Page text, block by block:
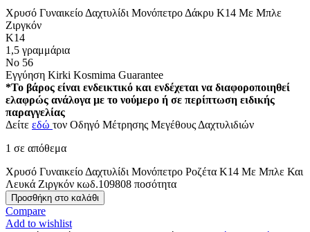
Χρυσό Γυναικείο Δαχτυλίδι Μονόπετρο Δάκρυ Κ14 Με Μπλε
Ζιργκόν
Κ14
1,5 γραμμάρια
Νο 56
Εγγύηση Kirki Kosmima Guarantee
*Το βάρος είναι ενδεικτικό και ενδέχεται να διαφοροποιηθεί
ελαφρώς ανάλογα με το νούμερο ή σε περίπτωση ειδικής
παραγγελίας
Δείτε εδώ τον Οδηγό Μέτρησης Μεγέθους Δαχτυλιδιών
1 σε απόθεμα
Χρυσό Γυναικείο Δαχτυλίδι Μονόπετρο Ροζέτα Κ14 Με Μπλε Και
Λευκά Ζιργκόν κωδ.109808 ποσότητα
Προσθήκη στο καλάθι
Compare
Add to wishlist